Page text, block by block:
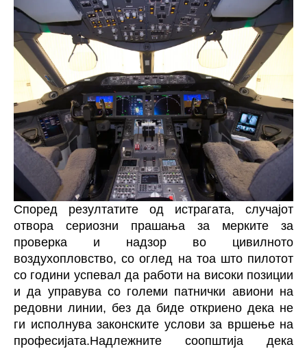
Според резултатите од истрагата, случајот
отвора сериозни прашања за мерките за
проверка и надзор во цивилното
воздухопловство, со оглед на тоа што пилотот
со години успевал да работи на високи позиции
и да управува со големи патнички авиони на
редовни линии, без да биде откриено дека не
ги исполнува законските услови за вршење на
професијата.Надлежните соопштија дека